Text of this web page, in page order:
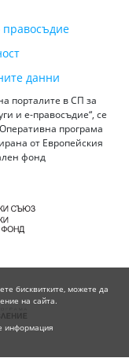
правосъдие
данни
порталите в СП за
и е-правосъдие“, се
програма
от Европейския
фонд
бисквитките, можете да
на сайта.
информация